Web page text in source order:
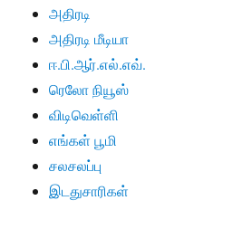
அதிரடி
அதிரடி மீடியா
ஈ.பி.ஆர்.எல்.எவ்.
ரெலோ நியூஸ்
விடிவெள்ளி
எங்கள் பூமி
சலசலப்பு
இடதுசாரிகள்